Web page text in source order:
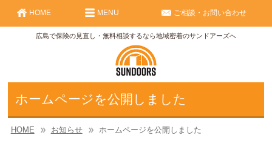
広島で保険の見直し・無料相談するなら地域密着のサンドアーズへ
HOME ご相談・お問い合わせ
MENU
ホームページを公開しました
HOME お知らせ ホームページを公開しました